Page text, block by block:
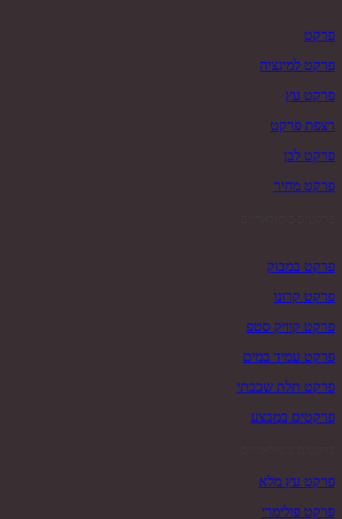
פרקט
פרקט למינציה
פרקט עץ
רצפת פרקט
פרקט לבן
פרקט מחיר
פרקט במבוק
פרקט קרונו
פרקט קוויק סטפ
פרקט עמיד במים
פרקט תלת שכבתי
פרקטים במבצע
פרקט עץ מלא
פרקט פולימרי